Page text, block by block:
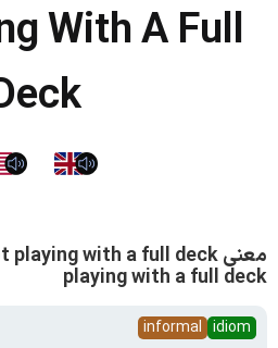
With A Full
playing with a full deck
idiom
informal